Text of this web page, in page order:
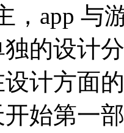
，app 与
的设计
计方面
始第一部